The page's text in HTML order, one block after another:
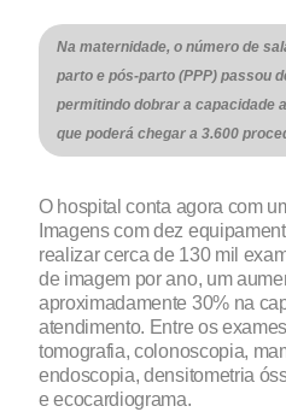
Na maternidade, o número de
parto e pós-parto (PPP) passou
permitindo dobrar a capacidade
que poderá chegar a 3.600
O hospital conta agora com
Imagens com dez
realizar cerca de 130 mil
de imagem por ano, um
aproximadamente 30% na
atendimento. Entre os
tomografia, colonoscopia,
endoscopia, densitometria
e ecocardiograma.